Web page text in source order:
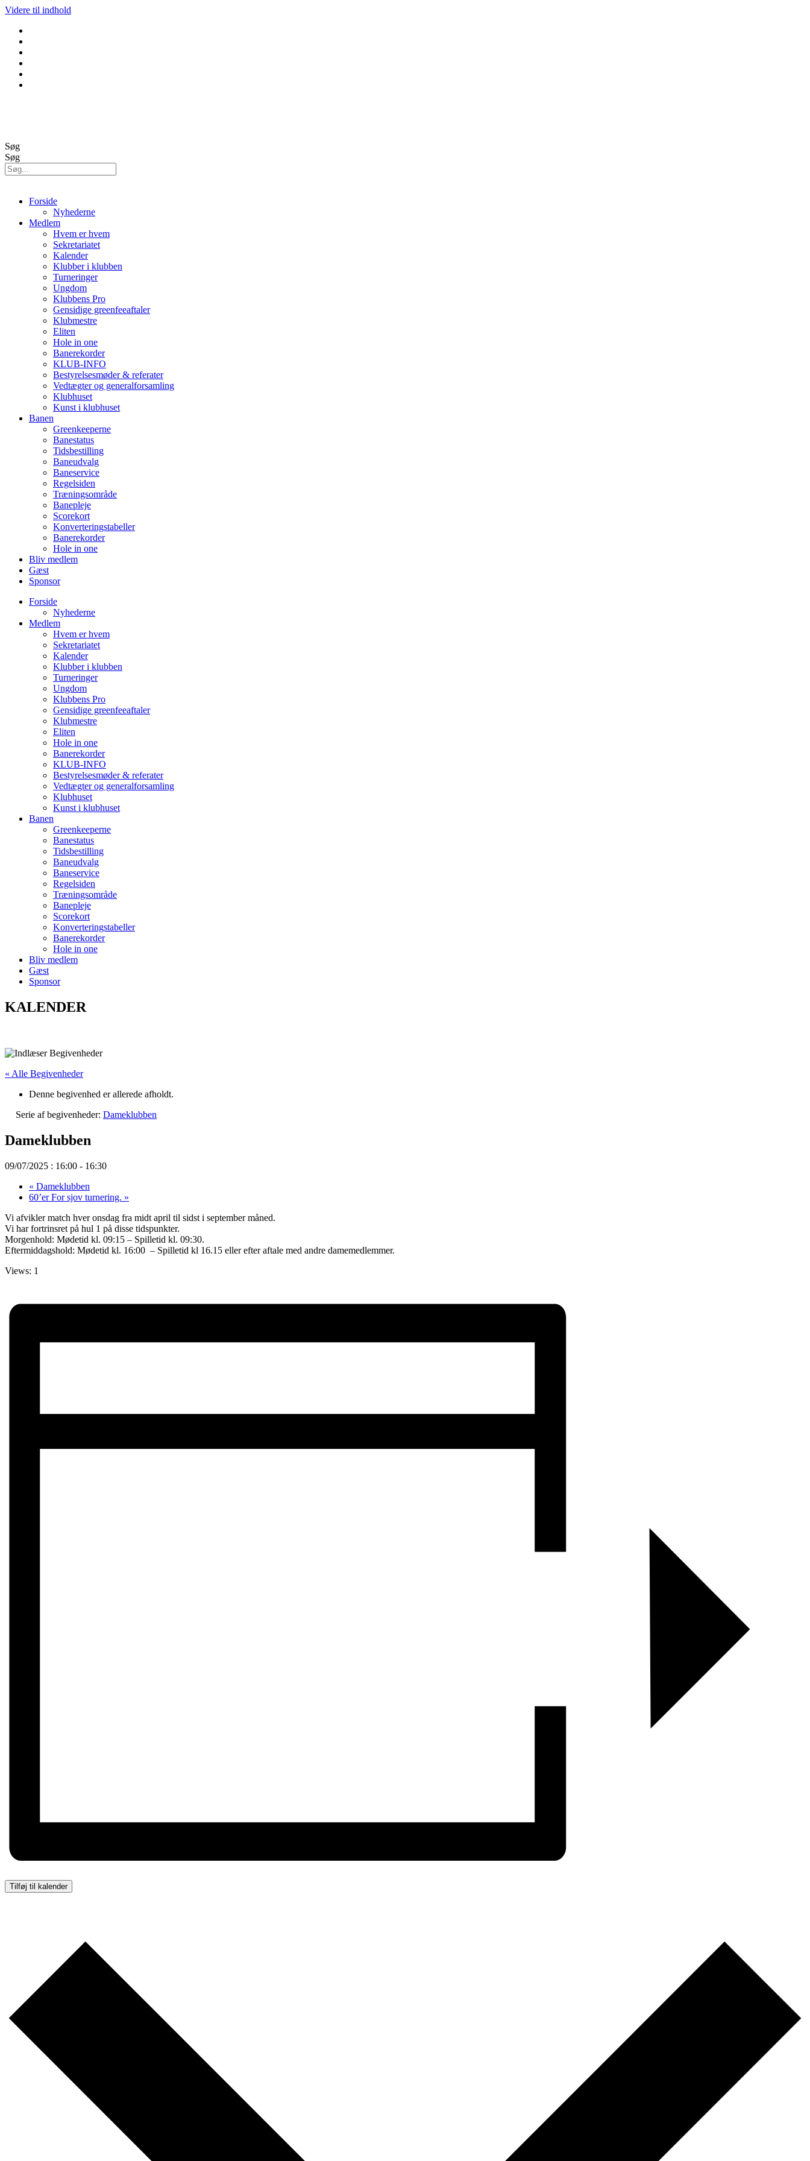
Videre til indhold
Søg
Søg
Forside
Nyhederne
Medlem
Hvem er hvem
Sekretariatet
Kalender
Klubber i klubben
Turneringer
Ungdom
Klubbens Pro
Gensidige greenfeeaftaler
Klubmestre
Eliten
Hole in one
Banerekorder
KLUB-INFO
Bestyrelsesmøder & referater
Vedtægter og generalforsamling
Klubhuset
Kunst i klubhuset
Banen
Greenkeeperne
Banestatus
Tidsbestilling
Baneudvalg
Baneservice
Regelsiden
Træningsområde
Banepleje
Scorekort
Konverteringstabeller
Banerekorder
Hole in one
Bliv medlem
Gæst
Sponsor
Forside
Nyhederne
Medlem
Hvem er hvem
Sekretariatet
Kalender
Klubber i klubben
Turneringer
Ungdom
Klubbens Pro
Gensidige greenfeeaftaler
Klubmestre
Eliten
Hole in one
Banerekorder
KLUB-INFO
Bestyrelsesmøder & referater
Vedtægter og generalforsamling
Klubhuset
Kunst i klubhuset
Banen
Greenkeeperne
Banestatus
Tidsbestilling
Baneudvalg
Baneservice
Regelsiden
Træningsområde
Banepleje
Scorekort
Konverteringstabeller
Banerekorder
Hole in one
Bliv medlem
Gæst
Sponsor
KALENDER
« Alle Begivenheder
Denne begivenhed er allerede afholdt.
Serie af begivenheder: Dameklubben
Dameklubben
09/07/2025 : 16:00 - 16:30
« Dameklubben
60’er For sjov turnering. »
Vi afvikler match hver onsdag fra midt april til sidst i september måned.
Vi har fortrinsret på hul 1 på disse tidspunkter.
Morgenhold: Mødetid kl. 09:15 – Spilletid kl. 09:30.
Eftermiddagshold: Mødetid kl. 16:00 – Spilletid kl 16.15 eller efter aftale med andre damemedlemmer.
Views: 1
Tilføj til kalender